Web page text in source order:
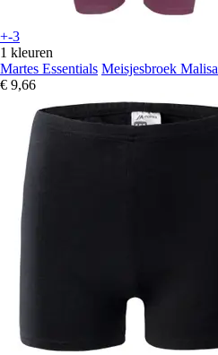
+-3
1 kleuren
Martes Essentials Meisjesbroek Malisa
€ 9,66